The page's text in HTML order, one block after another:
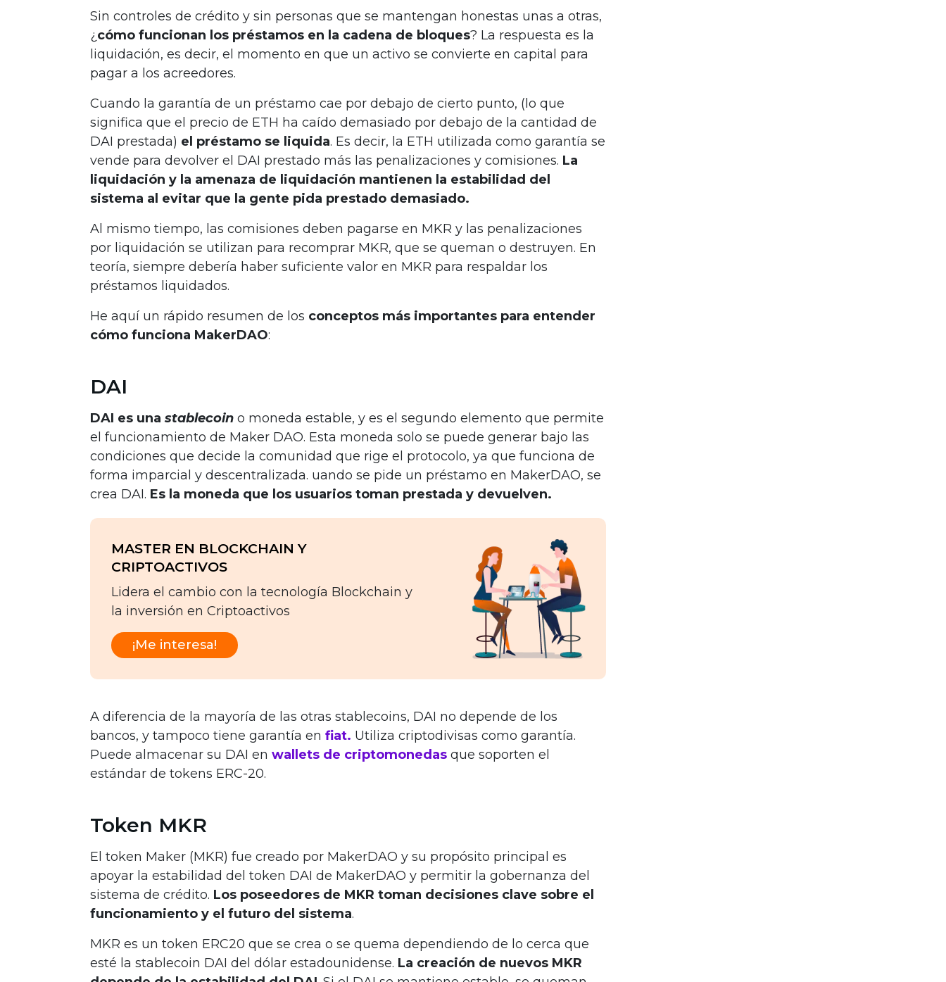
Sin controles de crédito y sin personas que se mantengan honestas unas a otras,
¿ cómo funcionan los préstamos en la cadena de bloques? La respuesta es la
liquidación, es decir, el momento en que un activo se convierte en capital para
pagar a los acreedores.
Cuando la garantía de un préstamo cae por debajo de cierto punto, (lo que
significa que el precio de ETH ha caído demasiado por debajo de la cantidad de
DAI prestada) el préstamo se liquida. Es decir, la ETH utilizada como garantía se
vende para devolver el DAI prestado más las penalizaciones y comisiones. La
liquidación y la amenaza de liquidación mantienen la estabilidad del
sistema al evitar que la gente pida prestado demasiado.
Al mismo tiempo, las comisiones deben pagarse en MKR y las penalizaciones
por liquidación se utilizan para recomprar MKR, que se queman o destruyen. En
teoría, siempre debería haber suficiente valor en MKR para respaldar los
préstamos liquidados.
He aquí un rápido resumen de los conceptos más importantes para entender
cómo funciona MakerDAO:
DAI
DAI es una stablecoin o moneda estable, y es el segundo elemento que permite
el funcionamiento de Maker DAO. Esta moneda solo se puede generar bajo las
condiciones que decide la comunidad que rige el protocolo, ya que funciona de
forma imparcial y descentralizada. uando se pide un préstamo en MakerDAO, se
crea DAI. Es la moneda que los usuarios toman prestada y devuelven.
MASTER EN BLOCKCHAIN Y
CRIPTOACTIVOS
Lidera el cambio con la tecnología Blockchain y
la inversión en Criptoactivos
¡Me interesa!
A diferencia de la mayoría de las otras stablecoins, DAI no depende de los
bancos, y tampoco tiene garantía en fiat. Utiliza criptodivisas como garantía.
Puede almacenar su DAI en wallets de criptomonedas que soporten el
estándar de tokens ERC-20.
Token MKR
El token Maker (MKR) fue creado por MakerDAO y su propósito principal es
apoyar la estabilidad del token DAI de MakerDAO y permitir la gobernanza del
sistema de crédito. Los poseedores de MKR toman decisiones clave sobre el
funcionamiento y el futuro del sistema.
MKR es un token ERC20 que se crea o se quema dependiendo de lo cerca que
esté la stablecoin DAI del dólar estadounidense. La creación de nuevos MKR